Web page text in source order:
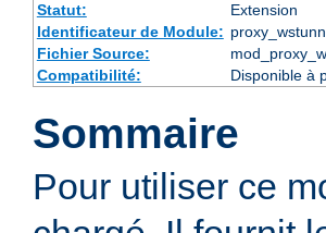
Statut:
Extension
Identificateur de Module:
Fichier Source:
Compatibilité:
Disponible à
Sommaire
Pour utiliser ce